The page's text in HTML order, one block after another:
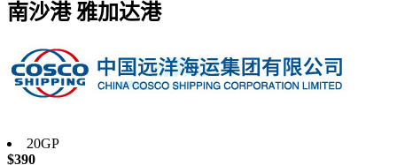
南沙港雅加达港
20GP
$390